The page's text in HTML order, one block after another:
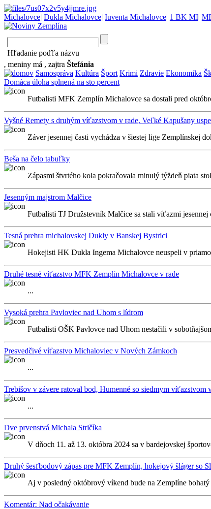
Michalovce| Dukla Michalovce| Iuventa Michalovce| 1 BK MI|
Hľadanie poďľa názvu
, meniny má , zajtra Štefánia
Samospráva Kultúra Šport Krimi Zdravie Ekonomika
Domáca úloha splnená na sto percent
Futbalisti MFK Zemplín Michalovce sa dostali pred
Vyšné Remety s druhým víťazstvom v rade, Veľké Kapušany
Záver jesennej časti vychádza v šiestej lige Zemplínskej
Beša na čelo tabuľky
Zápasmi štvrtého kola pokračovala minulý týždeň piata
Jesenným majstrom Malčice
Futbalisti TJ Družstevník Malčice sa stali víťazmi
Tesná prehra michalovskej Dukly v Banskej Bystrici
Hokejisti HK Dukla Ingema Michalovce neuspeli v
Druhé tesné víťazstvo MFK Zemplín Michalovce v rade
...
Vysoká prehra Pavloviec nad Uhom s lídrom
Futbalisti OŠK Pavlovce nad Uhom nestačili v
Presvedčivé víťazstvo Michaloviec v Nových Zámkoch
...
Trebišov v závere ratoval bod, Humenné so siedmym víťazstvom
...
Dve prvenstvá Michala Stričíka
V dňoch 11. až 13. októbra 2024 sa v bardejovskej
Druhý šesťbodový zápas pre MFK Zemplín, hokejový šláger so
Aj v posledný októbrový víkend bude na Zemplíne
Komentár: Nad očakávanie